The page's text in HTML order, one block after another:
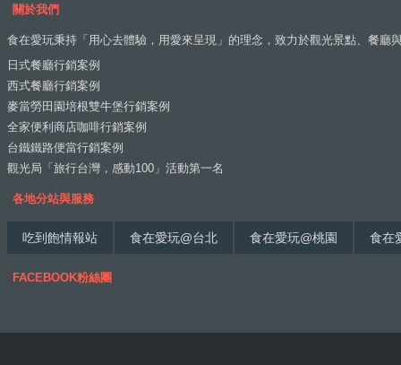
關於我們
食在愛玩秉持「用心去體驗，用愛來呈現」的理念，致力於觀光景點、餐廳
日式餐廳行銷案例
西式餐廳行銷案例
麥當勞田園培根雙牛堡行銷案例
全家便利商店咖啡行銷案例
台鐵鐵路便當行銷案例
觀光局「旅行台灣，感動100」活動第一名
各地分站與服務
吃到飽情報站 食在愛玩@台北 食在愛玩@桃園 食在
FACEBOOK粉絲團